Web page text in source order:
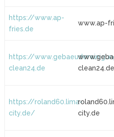
https://www.ap-
fries.de
www.ap-
https://
clean24.de
clean24.de
https://roland60.lima-
city.de/
city.de